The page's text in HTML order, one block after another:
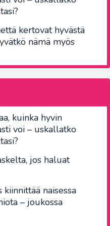
kertovat hyvästä
nämä myös
kuinka hyvin
voi – uskallatko
jos haluat
kiinnittää naisessa
– joukossa